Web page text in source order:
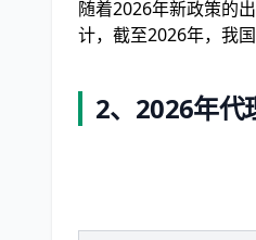
随着2026年新政策的
计，截至2026年，我
2、 2026年代